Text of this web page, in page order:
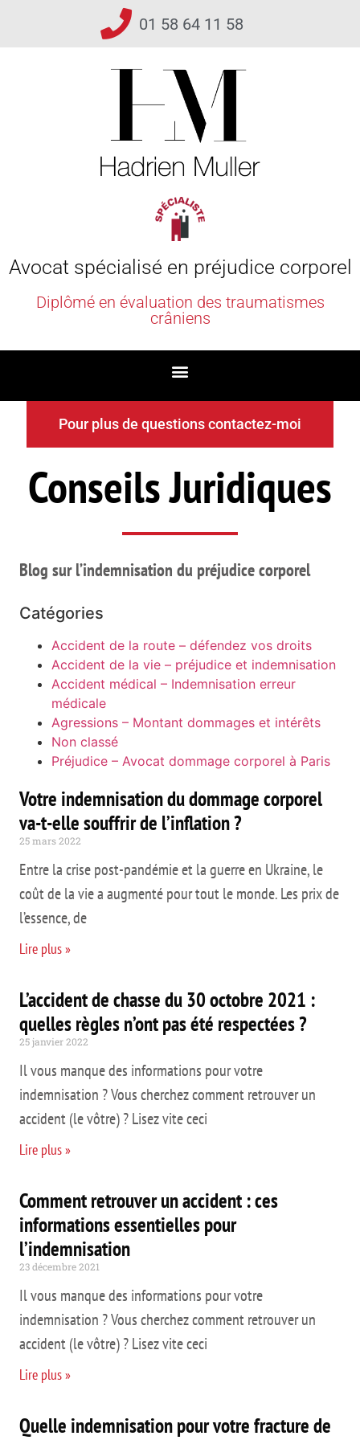
01 58 64 11 58
Avocat spécialisé en préjudice corporel
Diplômé en évaluation des traumatismes
crâniens
Pour plus de questions contactez-moi
Conseils Juridiques
Blog sur l’indemnisation du préjudice corporel
Catégories
Accident de la route – défendez vos droits
Accident de la vie – préjudice et indemnisation
Accident médical – Indemnisation erreur
médicale
Agressions – Montant dommages et intérêts
Non classé
Préjudice – Avocat dommage corporel à Paris
Votre indemnisation du dommage corporel
va-t-elle souffrir de l’inflation ?
25 mars 2022
Entre la crise post-pandémie et la guerre en Ukraine, le
coût de la vie a augmenté pour tout le monde. Les prix de
l’essence, de
Lire plus »
L’accident de chasse du 30 octobre 2021 :
quelles règles n’ont pas été respectées ?
25 janvier 2022
Il vous manque des informations pour votre
indemnisation ? Vous cherchez comment retrouver un
accident (le vôtre) ? Lisez vite ceci
Lire plus »
Comment retrouver un accident : ces
informations essentielles pour
l’indemnisation
23 décembre 2021
Il vous manque des informations pour votre
indemnisation ? Vous cherchez comment retrouver un
accident (le vôtre) ? Lisez vite ceci
Lire plus »
Quelle indemnisation pour votre fracture de